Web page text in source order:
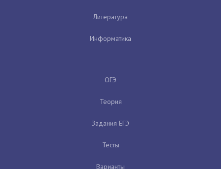
Литература
Информатика
ОГЭ
Теория
Задания ЕГЭ
Тесты
Варианты